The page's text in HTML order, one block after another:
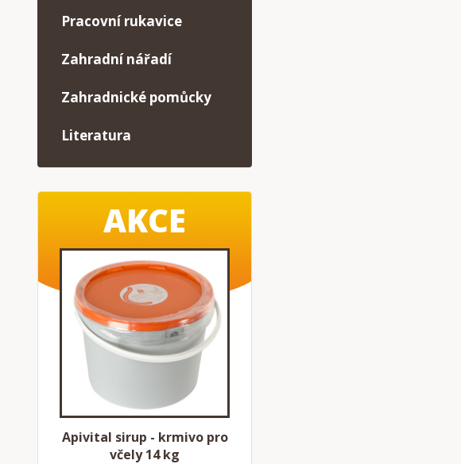
Pracovní rukavice
Zahradní nářadí
Zahradnické pomůcky
Literatura
AKCE
Apivital sirup - krmivo pro
včely 14 kg